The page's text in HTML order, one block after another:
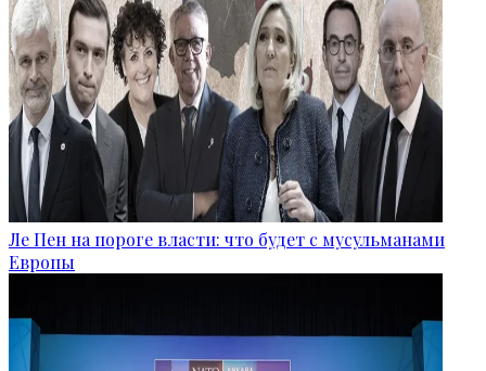
Ле Пен на пороге власти: что будет с мусульманами
Европы